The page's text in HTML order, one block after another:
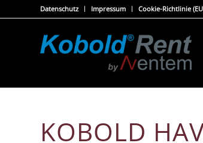
Datenschutz Impressum Cookie-Richtlinie
KOBOLD